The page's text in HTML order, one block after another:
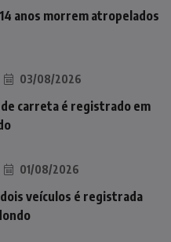
anos morrem atropelados
03/08/2026
carreta é registrado em
01/08/2026
veículos é registrada